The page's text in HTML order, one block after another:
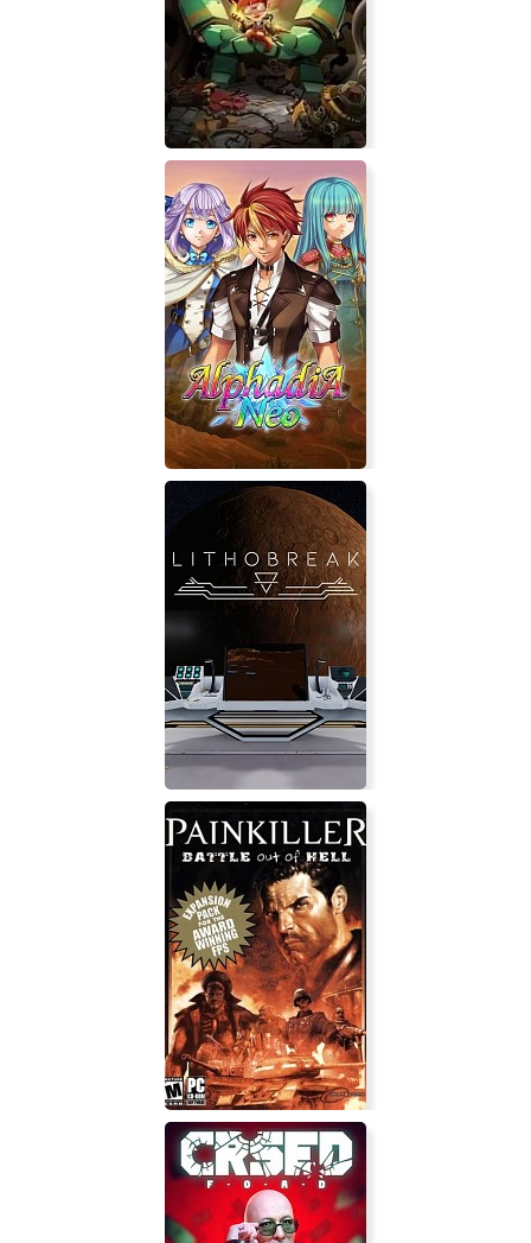
Lost Nova
Vesta
Alphadia Neo
LithoBreak